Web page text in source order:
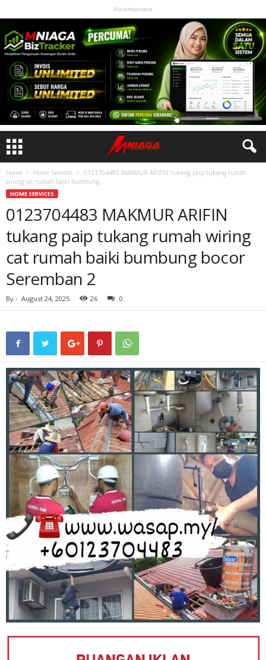
Advertisement
Home Home Services
0123704483 MAKMUR ARIFIN tukang paip tukang rumah
wiring cat rumah baiki bumbung...
HOME SERVICES
0123704483 MAKMUR ARIFIN
tukang paip tukang rumah wiring
cat rumah baiki bumbung bocor
Seremban 2
By - August 24, 2025 26 0